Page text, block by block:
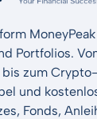
Portfolios.
bis zum
und
Fonds,